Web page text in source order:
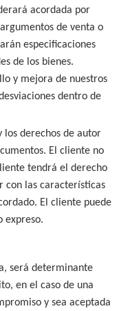
acordada por
de venta o
especificaciones
de los bienes.
y mejora de nuestros
dentro de
los derechos de autor
El cliente no
tendrá el derecho
con las características
El cliente puede
expreso.
será determinante
en el caso de una
y sea aceptada